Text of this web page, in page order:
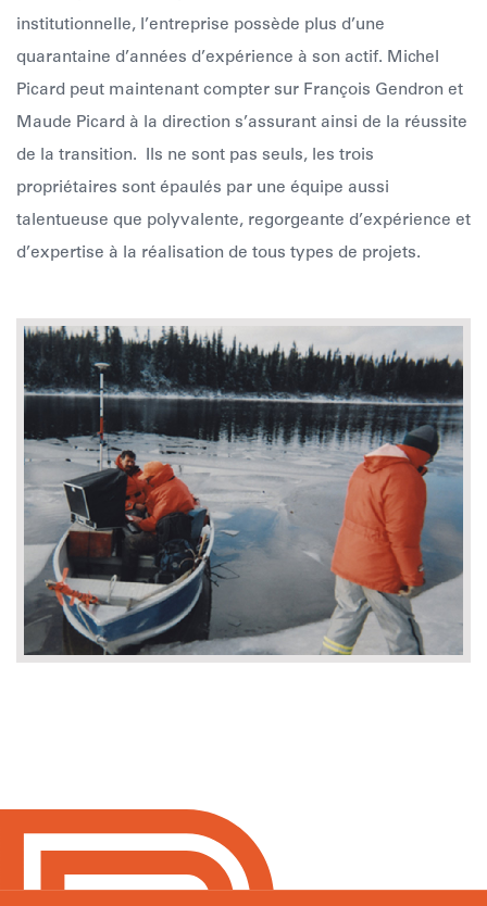
institutionnelle, l’entreprise possède plus d’une
quarantaine d’années d’expérience à son actif. Michel
Picard peut maintenant compter sur François Gendron et
Maude Picard à la direction s’assurant ainsi de la réussite
de la transition. Ils ne sont pas seuls, les trois
propriétaires sont épaulés par une équipe aussi
talentueuse que polyvalente, regorgeante d’expérience et
d’expertise à la réalisation de tous types de projets.